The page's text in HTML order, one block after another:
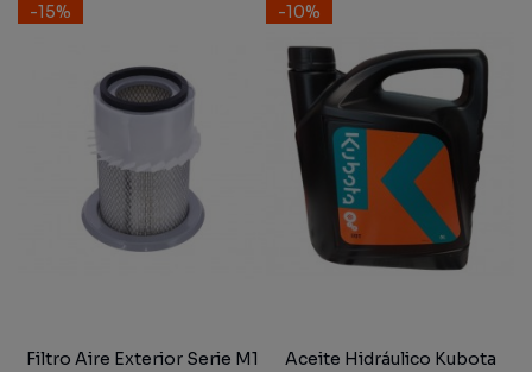
-15%
Filtro Aire Exterior Serie M1
-10%
Aceite Hidráulico Kubota